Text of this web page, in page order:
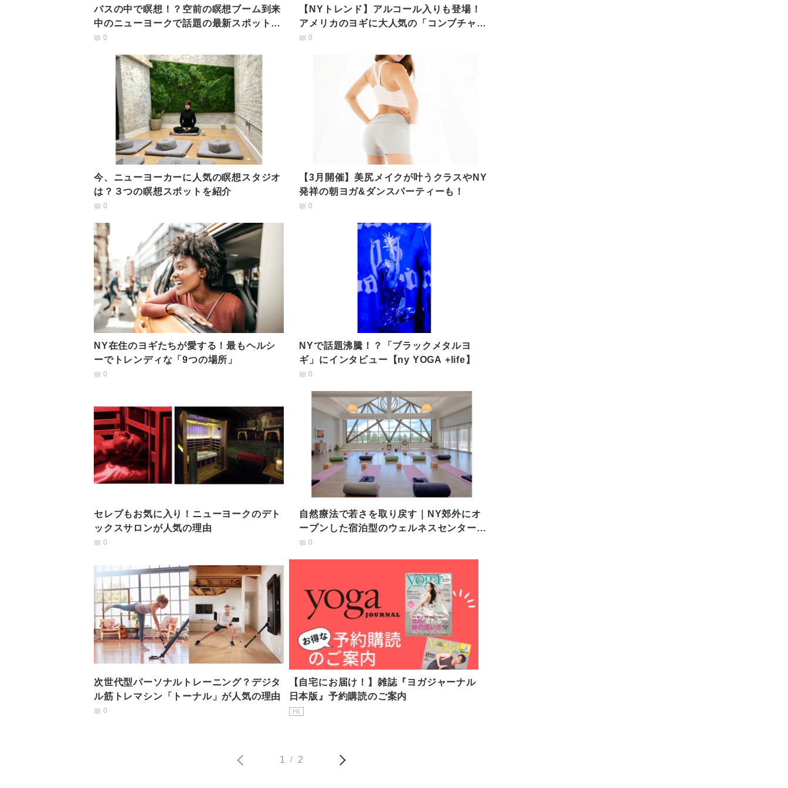
バスの中で瞑想！？空前の瞑想ブーム到来
中のニューヨークで話題の最新スポット体
験レポート
0
【NYトレンド】アルコール入りも登場！
アメリカのヨギに大人気の「コンブチャ」
とは？
0
今、ニューヨーカーに人気の瞑想スタジオ
は？３つの瞑想スポットを紹介
0
【3月開催】美尻メイクが叶うクラスやNY
発祥の朝ヨガ&ダンスパーティーも！
0
NY在住のヨギたちが愛する！最もヘルシ
ーでトレンディな「9つの場所」
0
NYで話題沸騰！？「ブラックメタルヨ
ギ」にインタビュー【ny YOGA +life】
0
セレブもお気に入り！ニューヨークのデト
ックスサロンが人気の理由
0
自然療法で若さを取り戻す｜NY郊外にオ
ープンした宿泊型のウェルネスセンターと
は0
次世代型パーソナルトレーニング？デジタ
ル筋トレマシン「トーナル」が人気の理由
0
【自宅にお届け！】雑誌『ヨガジャーナル
日本版』予約購読のご案内
PR
1 / 2